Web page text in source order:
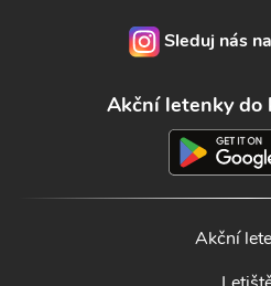
Sleduj nás
Akční letenky do
Akční